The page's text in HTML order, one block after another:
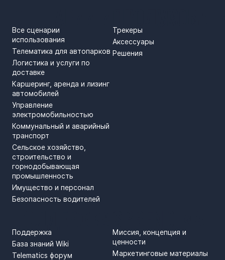
Все сценарии
использования
Телематика для автопарков
Логистика и услуги по
доставке
Каршеринг, аренда и лизинг
автомобилей
Управление
электромобильностью
Коммунальный и аварийный
транспорт
Сельское хозяйство,
строительство и
горнодобывающая
промышленность
Имущество и персонал
Безопасность водителей
Трекеры
Аксессуары
Решения
Миссия, концепция и
ценности
Маркетинговые материалы
Поддержка
База знаний Wiki
Telematics форум